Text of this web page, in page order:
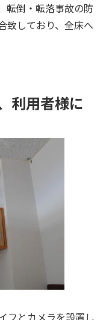
転倒・転落事故の防
致しており、全床へ
利用者様に
フとカメラを設置し